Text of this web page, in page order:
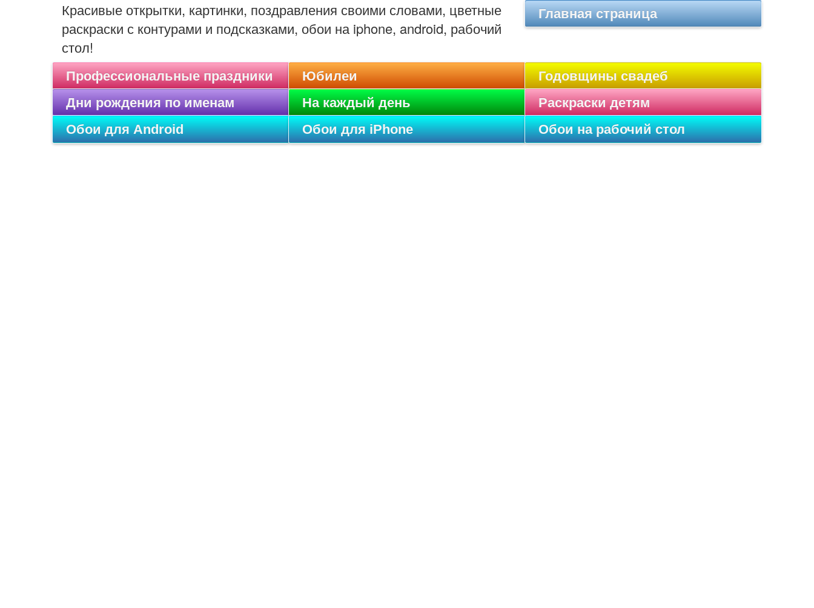
Красивые открытки, картинки, поздравления своими словами, цветные
раскраски с контурами и подсказками, обои на iphone, android, рабочий
стол!
Главная страница
Профессиональные праздники Юбилеи
Годовщины свадеб
Дни рождения по именам
На каждый день
Раскраски детям
Обои для Android
Обои для iPhone Обои на рабочий стол